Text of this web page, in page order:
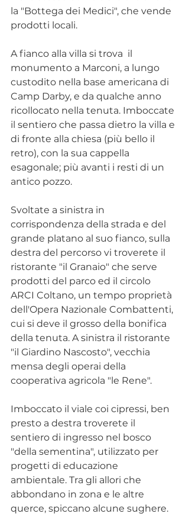
la "Bottega dei Medici", che vende
prodotti locali.
A fianco alla villa si trova  il
monumento a Marconi, a lungo
custodito nella base americana di
Camp Darby, e da qualche anno
ricollocato nella tenuta. Imboccate
il sentiero che passa dietro la villa e
di fronte alla chiesa (più bello il
retro), con la sua cappella
esagonale; più avanti i resti di un
antico pozzo.
Svoltate a sinistra in
corrispondenza della strada e del
grande platano al suo fianco, sulla
destra del percorso vi troverete il
ristorante "il Granaio" che serve
prodotti del parco ed il circolo
ARCI Coltano, un tempo proprietà
dell'Opera Nazionale Combattenti,
cui si deve il grosso della bonifica
della tenuta. A sinistra il ristorante
"il Giardino Nascosto", vecchia
mensa degli operai della
cooperativa agricola "le Rene".
Imboccato il viale coi cipressi, ben
presto a destra troverete il
sentiero di ingresso nel bosco
"della sementina", utilizzato per
progetti di educazione
ambientale. Tra gli allori che
abbondano in zona e le altre
querce, spiccano alcune sughere.